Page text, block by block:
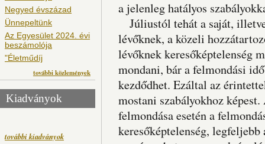
Negyed évszázad
Ünnepeltünk
Az Egyesület 2024. évi
beszámolója
"Életműdíj
további közlemények
Kiadványok
további kiadványok
a jelenleg hatályos
Júliustól tehát a saját,
lévőknek, a közeli
lévőknek keresőképtelenség
mondani, bár a felmondási
kezdődhet. Ezáltal az
mostani szabályokhoz
felmondása esetén a
keresőképtelenség, legfeljebb